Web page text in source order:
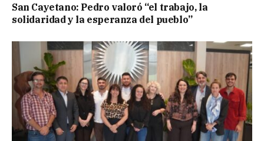
San Cayetano: Pedro valoró “el trabajo, la
solidaridad y la esperanza del pueblo”